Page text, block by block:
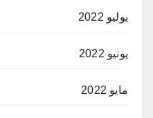
يوليو 2022
يونيو 2022
مايو 2022